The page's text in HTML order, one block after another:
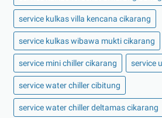
service kulkas villa kencana cikarang
service kulkas wibawa mukti cikarang
service mini chiller cikarang service
service water chiller cibitung
service water chiller deltamas cikarang